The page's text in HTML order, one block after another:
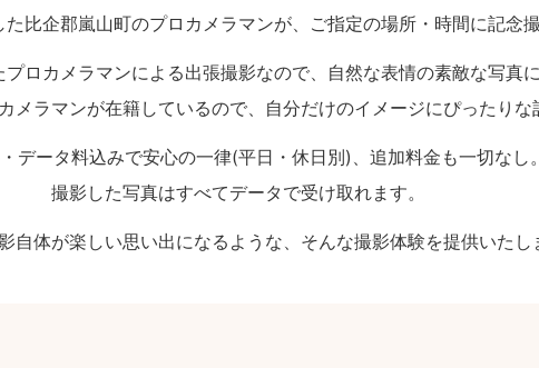
比企郡嵐山町のプロカメラマンが、ご指定の場所・時間に記念撮
プロカメラマンによる出張撮影なので、自然な表情の素敵な写真に
メラマンが在籍しているので、自分だけのイメージにぴったりな
データ料込みで安心の一律(平日・休日別)、追加料金も一切なし
撮影した写真はすべてデータで受け取れます。
自体が楽しい思い出になるような、そんな撮影体験を提供いたし